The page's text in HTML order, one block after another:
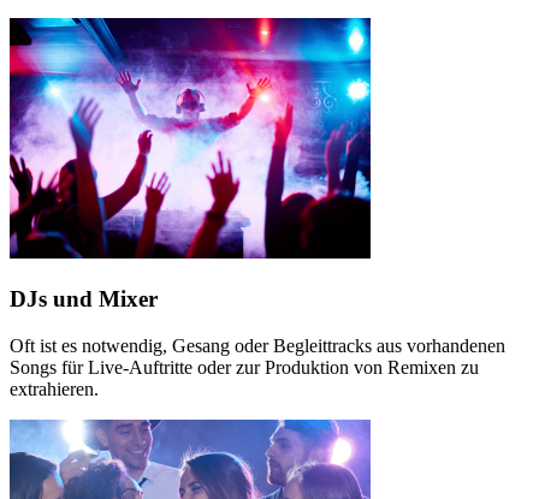
DJs und Mixer
Oft ist es notwendig, Gesang oder Begleittracks aus vorhandenen
Songs für Live-Auftritte oder zur Produktion von Remixen zu
extrahieren.